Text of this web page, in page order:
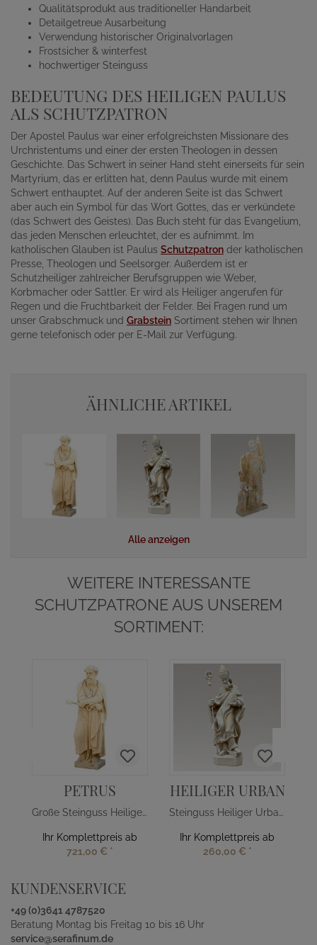
Qualitätsprodukt aus traditioneller Handarbeit
Detailgetreue Ausarbeitung
Verwendung historischer Originalvorlagen
Frostsicher & winterfest
hochwertiger Steinguss
BEDEUTUNG DES HEILIGEN PAULUS
ALS SCHUTZPATRON
Der Apostel Paulus war einer erfolgreichsten Missionare des
Urchristentums und einer der ersten Theologen in dessen
Geschichte. Das Schwert in seiner Hand steht einerseits für sein
Martyrium, das er erlitten hat, denn Paulus wurde mit einem
Schwert enthauptet. Auf der anderen Seite ist das Schwert
aber auch ein Symbol für das Wort Gottes, das er verkündete
(das Schwert des Geistes). Das Buch steht für das Evangelium,
das jeden Menschen erleuchtet, der es aufnimmt. Im
katholischen Glauben ist Paulus Schutzpatron der katholischen
Presse, Theologen und Seelsorger. Außerdem ist er
Schutzheiliger zahlreicher Berufsgruppen wie Weber,
Korbmacher oder Sattler. Er wird als Heiliger angerufen für
Regen und die Fruchtbarkeit der Felder. Bei Fragen rund um
unser Grabschmuck und Grabstein Sortiment stehen wir Ihnen
gerne telefonisch oder per E-Mail zur Verfügung.
ÄHNLICHE ARTIKEL
Alle anzeigen
WEITERE INTERESSANTE
SCHUTZPATRONE AUS UNSEREM
SORTIMENT:
PETRUS
Große Steinguss Heiligenstatue Petrus
Ihr Komplettpreis ab
721,00 € *
HEILIGER URBAN
Steinguss Heiliger Urban Figur mit Fass
Ihr Komplettpreis ab
260,00 € *
KUNDENSERVICE
+49 (0)3641 4787520
Beratung Montag bis Freitag 10 bis 16 Uhr
service@serafinum.de